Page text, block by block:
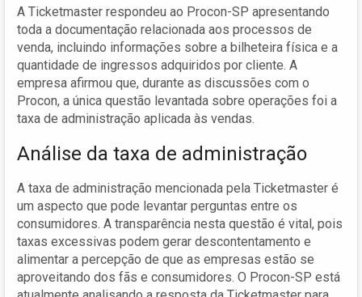
A Ticketmaster respondeu ao Procon-SP apresentando
toda a documentação relacionada aos processos de
venda, incluindo informações sobre a bilheteira física e a
quantidade de ingressos adquiridos por cliente. A
empresa afirmou que, durante as discussões com o
Procon, a única questão levantada sobre operações foi a
taxa de administração aplicada às vendas.
Análise da taxa de administração
A taxa de administração mencionada pela Ticketmaster é
um aspecto que pode levantar perguntas entre os
consumidores. A transparência nesta questão é vital, pois
taxas excessivas podem gerar descontentamento e
alimentar a percepção de que as empresas estão se
aproveitando dos fãs e consumidores. O Procon-SP está